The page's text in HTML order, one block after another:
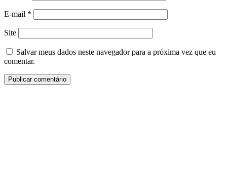
E-mail *
Site
Salvar meus dados neste navegador para a próxima vez que eu
comentar.